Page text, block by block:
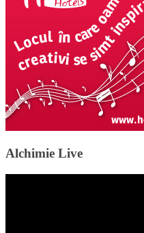
Alchimie Live